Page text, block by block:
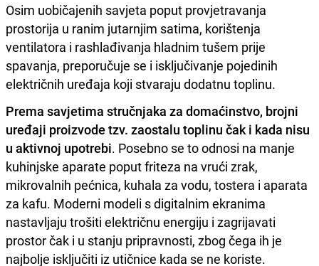
Osim uobičajenih savjeta poput provjetravanja
prostorija u ranim jutarnjim satima, korištenja
ventilatora i rashlađivanja hladnim tušem prije
spavanja, preporučuje se i isključivanje pojedinih
električnih uređaja koji stvaraju dodatnu toplinu.
Prema savjetima stručnjaka za domaćinstvo, brojni
uređaji proizvode tzv. zaostalu toplinu čak i kada nisu
u aktivnoj upotrebi. Posebno se to odnosi na manje
kuhinjske aparate poput friteza na vrući zrak,
mikrovalnih pećnica, kuhala za vodu, tostera i aparata
za kafu. Moderni modeli s digitalnim ekranima
nastavljaju trošiti električnu energiju i zagrijavati
prostor čak i u stanju pripravnosti, zbog čega ih je
najbolje isključiti iz utičnice kada se ne koriste.